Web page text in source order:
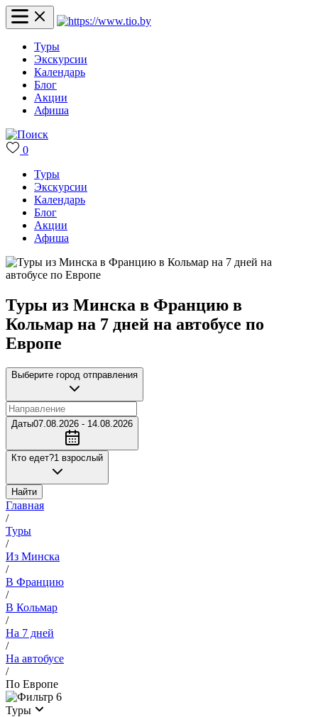
Туры
Экскурсии
Календарь
Блог
Акции
Афиша
0
Туры
Экскурсии
Календарь
Блог
Акции
Афиша
Туры из Минска в Францию в
Кольмар на 7 дней на автобусе по
Европе
Выберите город отправления
Даты07.08.2026 - 14.08.2026
Кто едет?1 взрослый
Найти
Главная
/
Туры
/
Из Минска
/
В Францию
/
В Кольмар
/
На 7 дней
/
На автобусе
/
По Европе
6
Туры